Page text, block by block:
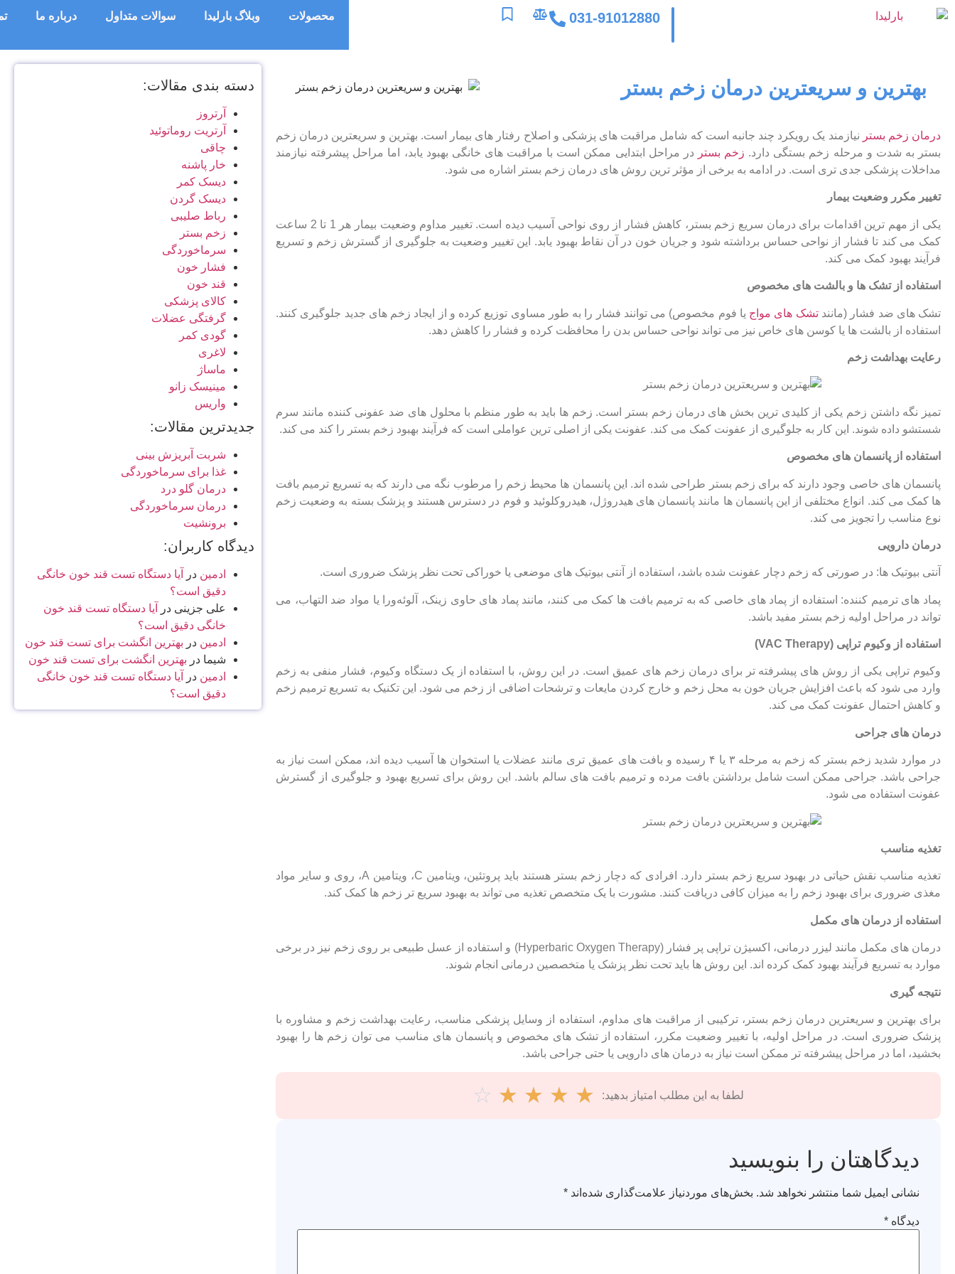
031-91012880 محصولات وبلاگ بارلیدا سوالات متداول درباره ما
بهترین و سریعترین درمان زخم بستر
درمان زخم بستر نیازمند یک رویکرد چند جانبه است که شامل مراقبت ‌های پزشکی و اصلاح رفتار های بیمار است. بهترین و سریعترین درمان زخم
بستر به شدت و مرحله زخم بستگی دارد. زخم بستر
در مراحل ابتدایی ممکن است با مراقبت‌ های خانگی بهبود یابد، اما مراحل پیشرفته نیازمند
مداخلات پزشکی جدی ‌تری است. در ادامه به برخی از مؤثر ترین روش ‌های درمان زخم بستر اشاره می ‌شود.
تغییر مکرر وضعیت بیمار
یکی از مهم ‌ترین اقدامات برای درمان سریع زخم بستر، کاهش فشار از روی نواحی آسیب ‌دیده است. تغییر مداوم وضعیت بیمار هر 1 تا 2 ساعت
کمک می‌ کند تا فشار از نواحی حساس برداشته شود و جریان خون در آن نقاط بهبود یابد. این تغییر وضعیت به جلوگیری از گسترش زخم و تسریع
فرآیند بهبود کمک می ‌کند.
استفاده از تشک ‌ها و بالشت ‌های مخصوص
تشک ‌های ضد فشار (مانندتشک ‌های مواج یا فوم مخصوص) می ‌توانند فشار را به ‌طور مساوی توزیع کرده و از ایجاد زخم ‌های جدید جلوگیری کنند.
استفاده از بالشت ‌ها یا کوسن ‌های خاص نیز می ‌تواند نواحی حساس بدن را محافظت کرده و فشار را کاهش دهد.
رعایت بهداشت زخم
تمیز نگه‌ داشتن زخم یکی از کلیدی‌ ترین بخش ‌های درمان زخم بستر است. زخم ‌ها باید به‌ طور منظم با محلول ‌های ضد عفونی‌ کننده مانند سرم
شستشو داده شوند. این کار به جلوگیری از عفونت کمک می ‌کند. عفونت یکی از اصلی‌ ترین عواملی است که فرآیند بهبود زخم بستر را کند می‌ کند.
استفاده از پانسمان‌ های مخصوص
پانسمان‌ های خاصی وجود دارند که برای زخم بستر طراحی شده‌ اند. این پانسمان‌ ها محیط زخم را مرطوب نگه می‌ دارند که به تسریع ترمیم بافت
‌ها کمک می‌ کند. انواع مختلفی از این پانسمان‌ ها مانند پانسمان ‌های هیدروژل، هیدروکلوئید و فوم در دسترس هستند و پزشک بسته به وضعیت زخم
نوع مناسب را تجویز می‌ کند.
درمان دارویی
آنتی ‌بیوتیک‌ ها: در صورتی که زخم دچار عفونت شده باشد، استفاده از آنتی ‌بیوتیک ‌های موضعی یا خوراکی تحت نظر پزشک ضروری است.
پماد های ترمیم ‌کننده: استفاده از پماد های خاصی که به ترمیم بافت ‌ها کمک می ‌کنند، مانند پماد های حاوی زینک، آلوئه‌ورا یا مواد ضد التهاب، می
‌تواند در مراحل اولیه زخم بستر مفید باشد.
استفاده از وکیوم تراپی (VAC Therapy)
وکیوم تراپی یکی از روش ‌های پیشرفته ‌تر برای درمان زخم ‌های عمیق است. در این روش، با استفاده از یک دستگاه وکیوم، فشار منفی به زخم
وارد می ‌شود که باعث افزایش جریان خون به محل زخم و خارج کردن مایعات و ترشحات اضافی از زخم می ‌شود. این تکنیک به تسریع ترمیم زخم
و کاهش احتمال عفونت کمک می‌ کند.
درمان‌ های جراحی
در موارد شدید زخم بستر که زخم به مرحله ۳ یا ۴ رسیده و بافت‌ های عمیق ‌تری مانند عضلات یا استخوان ‌ها آسیب دیده ‌اند، ممکن است نیاز به
جراحی باشد. جراحی ممکن است شامل برداشتن بافت مرده و ترمیم بافت ‌های سالم باشد. این روش برای تسریع بهبود و جلوگیری از گسترش
عفونت استفاده می‌ شود.
تغذیه مناسب
تغذیه مناسب نقش حیاتی در بهبود سریع زخم بستر دارد. افرادی که دچار زخم بستر هستند باید پروتئین، ویتامین C، ویتامین A، روی و سایر مواد
مغذی ضروری برای بهبود زخم را به میزان کافی دریافت کنند. مشورت با یک متخصص تغذیه می ‌تواند به بهبود سریع‌ تر زخم ‌ها کمک کند.
استفاده از درمان ‌های مکمل
درمان‌ های مکمل مانند لیزر درمانی، اکسیژن تراپی پر فشار (Hyperbaric Oxygen Therapy) و استفاده از عسل طبیعی بر روی زخم نیز در برخی
موارد به تسریع فرآیند بهبود کمک کرده ‌اند. این روش‌ ها باید تحت نظر پزشک یا متخصصین درمانی انجام شوند.
نتیجه ‌گیری
برای بهترین و سریعترین درمان زخم بستر، ترکیبی از مراقبت ‌های مداوم، استفاده از وسایل پزشکی مناسب، رعایت بهداشت زخم و مشاوره با
پزشک ضروری است. در مراحل اولیه، با تغییر وضعیت مکرر، استفاده از تشک ‌های مخصوص و پانسمان‌ های مناسب می‌ توان زخم ‌ها را بهبود
بخشید، اما در مراحل پیشرفته ‌تر ممکن است نیاز به درمان‌ های دارویی یا حتی جراحی باشد.
لطفا به این مطلب امتیاز بدهید: ☆
☆
☆
☆
☆
دیدگاهتان را بنویسید
نشانی ایمیل شما منتشر نخواهد شد. بخش‌های موردنیاز علامت‌گذاری شده‌اند *
دیدگاه *
دسته بندی مقالات:
آرتروز
آرتریت روماتوئید
چاقی
خار پاشنه
دیسک کمر
دیسک گردن
رباط صلیبی
زخم بستر
سرماخوردگی
فشار خون
قند خون
کالای پزشکی
گرفتگی عضلات
گودی کمر
لاغری
ماساژ
مینیسک زانو
واریس
جدیدترین مقالات:
شربت آبریزش بینی
غذا برای سرماخوردگی
درمان گلو درد
درمان سرماخوردگی
برونشیت
دیدگاه کاربران:
ادمین در
آیا دستگاه تست قند خون خانگی
دقیق است؟
علی جزینی در
آیا دستگاه تست قند خون
خانگی دقیق است؟
ادمین در بهترین انگشت برای تست قند خون
شیما در بهترین انگشت برای تست قند خون
ادمین در
آیا دستگاه تست قند خون خانگی
دقیق است؟